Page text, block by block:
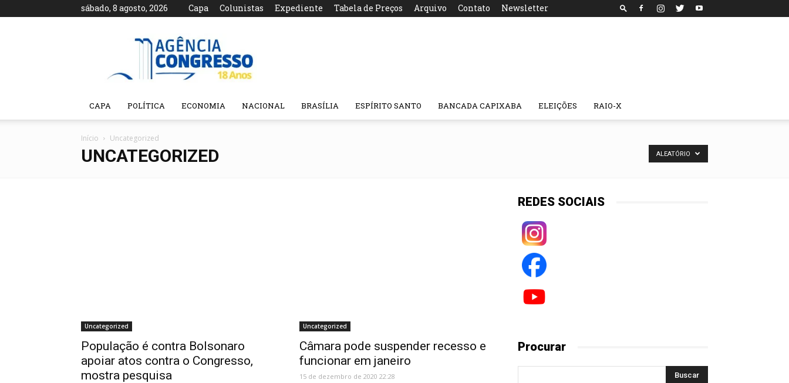
sábado, 8 agosto, 2026 Capa Colunistas Expediente Tabela de Preços Arquivo Contato Newsletter
Agência
CAPA POLÍTICA ECONOMIA NACIONAL BRASÍLIA ESPÍRITO SANTO BANCADA CAPIXABA ELEIÇÕES RAIO-X
Início Uncategorized
UNCATEGORIZED ALEATÓRIO
Uncategorized
População é contra Bolsonaro
apoiar atos contra o Congresso,
mostra pesquisa
Uncategorized
Câmara pode suspender recesso e
funcionar em janeiro
15 de dezembro de 2020 22:28
REDES SOCIAIS
Procurar